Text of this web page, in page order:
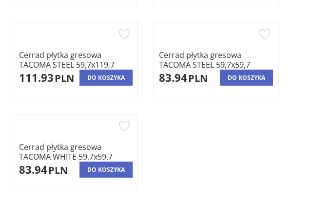
Cerrad płytka gresowa
TACOMA STEEL 59,7x119,7
111.93PLN DO KOSZYKA
Cerrad płytka gresowa
TACOMA STEEL 59,7x59,7
83.94PLN DO KOSZYKA
Cerrad płytka gresowa
TACOMA WHITE 59,7x59,7
83.94PLN DO KOSZYKA